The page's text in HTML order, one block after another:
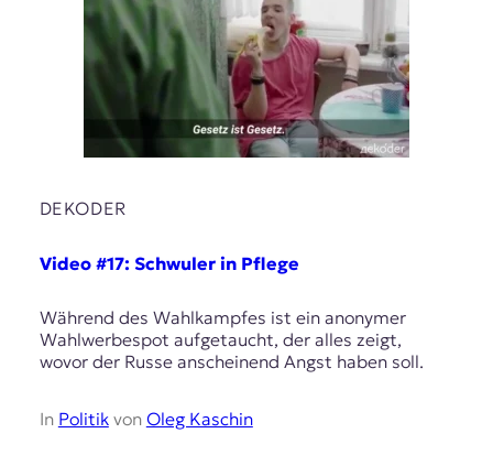
DEKODER
Video #17: Schwuler in Pflege
Während des Wahlkampfes ist ein anonymer
Wahlwerbespot aufgetaucht, der alles zeigt,
wovor der Russe anscheinend Angst haben soll.
In Politikvon Oleg Kaschin